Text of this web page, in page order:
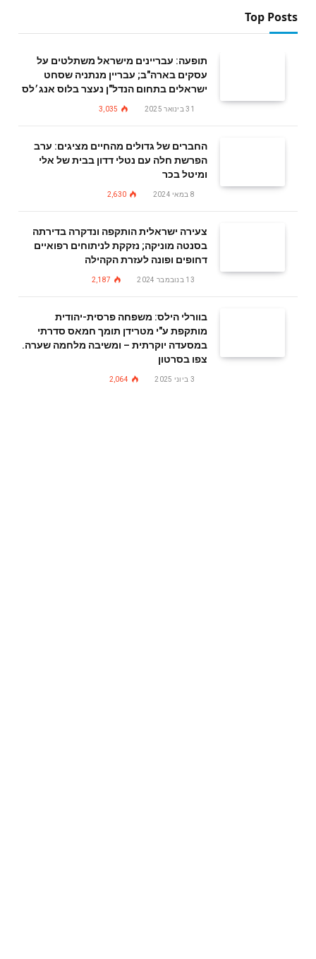
Top Posts
תופעה: עבריינים מישראל משתלטים על
עסקים בארה"ב; עבריין מנתניה שסחט
ישראלים בתחום הנדל"ן נעצר בלוס אנג׳לס
31 בינואר 2025 3,035
החברים של גדולים מהחיים מציגים: ערב
הפרשת חלה עם נטלי דדון בבית של אלי
ומיטל בכר
8 במאי 2024 2,630
צעירה ישראלית הותקפה ונדקרה בדירתה
בסנטה מוניקה; נזקקת לניתוחים רפואיים
דחופים ופונה לעזרת הקהילה
13 בנובמבר 2024 2,187
בוורלי הילס: משפחה פרסית-יהודית
מותקפת ע"י מטרידן תומך חמאס סדרתי
במסעדה יוקרתית – ומשיבה מלחמה שערה.
צפו בסרטון
3 ביוני 2025 2,064